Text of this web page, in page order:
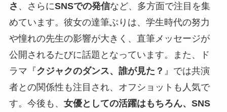
さ 、さらにSNSでの発信など、多方面で注目を集
めています。彼女の達筆ぶりは、学生時代の努力
や憧れの先生の影響が大きく、直筆メッセージが
公開されるたびに話題となっています。また、ド
ラマ『クジャクのダンス、誰が見た？ 』では共演
者との関係性も注目され、オフショットも人気で
す。今後も、 女優としての活躍はもちろん、SNS